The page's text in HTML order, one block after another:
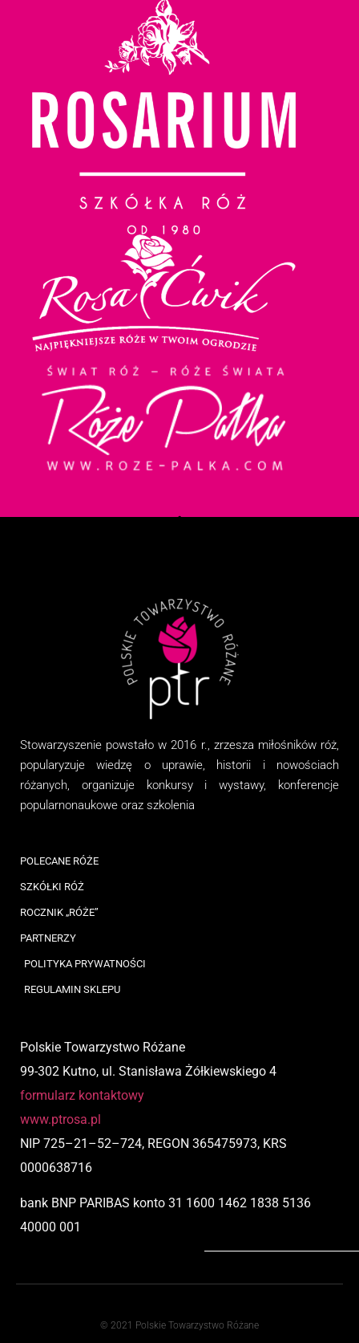
Stowarzyszenie powstało w 2016 r., zrzesza miłośników róż,
popularyzuje wiedzę o uprawie, historii i nowościach
różanych, organizujekonkursy i wystawy, konferencje
popularnonaukowe oraz szkolenia
POLECANE RÓŻE
SZKÓŁKI RÓŻ
ROCZNIK „RÓŻE”
PARTNERZY
POLITYKA PRYWATNOŚCI
REGULAMIN SKLEPU
Polskie Towarzystwo Różane
99-302 Kutno, ul. Stanisława Żółkiewskiego 4
formularz kontaktowy
www.ptrosa.pl
NIP 725–21 –52–724, REGON 365475973, KRS
0000638716
bank BNP PARIBAS konto 31 1600 1462 1838 5136
40000 001
© 2021 Polskie Towarzystwo Różane